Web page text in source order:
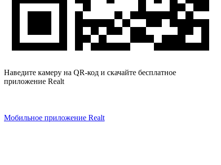
Наведите камеру на QR-код и скачайте бесплатное
приложение Realt
Мобильное приложение Realt